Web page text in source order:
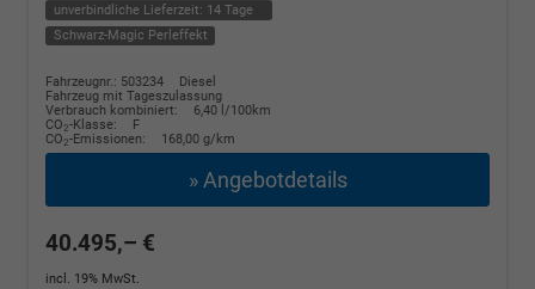
unverbindliche Lieferzeit: 14 Tage
Schwarz-Magic Perleffekt
Fahrzeugnr.: 503234
Diesel
Fahrzeug mit Tageszulassung
Verbrauch kombiniert:
6,40 l/100km
CO2-Klasse:
F
CO2-Emissionen: 168,00 g/km
» Angebotdetails
40.495,– €
incl. 19% MwSt.